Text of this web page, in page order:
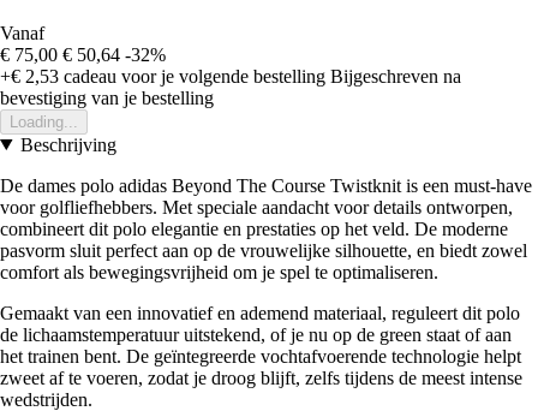
Vanaf
€ 75,00 € 50,64 -32%
+€ 2,53 cadeau voor je volgende bestelling Bijgeschreven na
bevestiging van je bestelling
Loading...
Beschrijving
De dames polo adidas Beyond The Course Twistknit is een must-have
voor golfliefhebbers. Met speciale aandacht voor details ontworpen,
combineert dit polo elegantie en prestaties op het veld. De moderne
pasvorm sluit perfect aan op de vrouwelijke silhouette, en biedt zowel
comfort als bewegingsvrijheid om je spel te optimaliseren.
Gemaakt van een innovatief en ademend materiaal, reguleert dit polo
de lichaamstemperatuur uitstekend, of je nu op de green staat of aan
het trainen bent. De geïntegreerde vochtafvoerende technologie helpt
zweet af te voeren, zodat je droog blijft, zelfs tijdens de meest intense
wedstrijden.